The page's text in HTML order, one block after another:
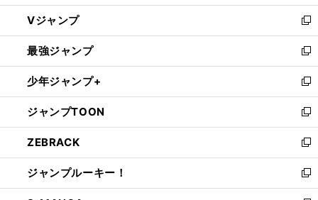
ウ
ィ
ン
ド
ウ
で
開
く
し
い
ウ
ィ
ン
ド
ウ
で
開
く
Vジャンプ
新
し
い
ウ
ィ
ン
ド
ウ
で
開
く
最強ジャンプ
新
し
い
ウ
ィ
ン
ド
ウ
で
開
少年ジャンプ+
新
し
い
ウ
ィ
ン
ド
ウ
ジャンプTOON
新
し
い
ウ
ィ
ン
ZEBRACK
新
し
い
ウ
ジャンプルーキー！
新
し